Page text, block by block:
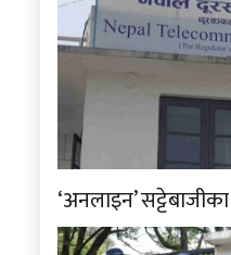
‘अनलाइन’